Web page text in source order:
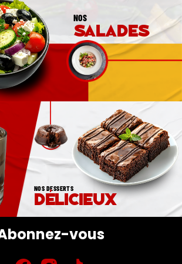
NOS
salades
NOS DESSERTS
délicieux
vous